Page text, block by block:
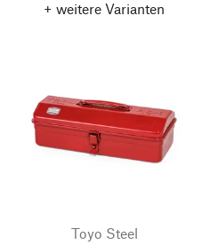
+ weitere Varianten
Toyo Steel